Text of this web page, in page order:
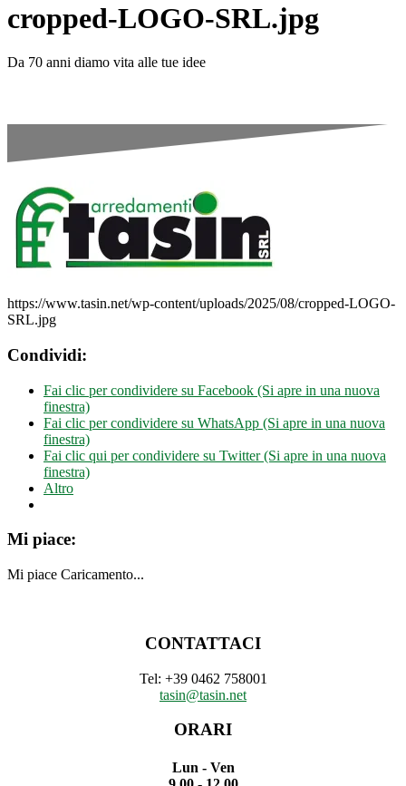
cropped-LOGO-SRL.jpg
Da 70 anni diamo vita alle tue idee
https://www.tasin.net/wp-content/uploads/2025/08/cropped-LOGO-
SRL.jpg
Condividi:
Fai clic per condividere su Facebook (Si apre in una nuova
finestra)
Fai clic per condividere su WhatsApp (Si apre in una nuova
finestra)
Fai clic qui per condividere su Twitter (Si apre in una nuova
finestra)
Altro
Mi piace:
Mi piace Caricamento...
CONTATTACI
Tel: +39 0462 758001
tasin@tasin.net
ORARI
Lun - Ven